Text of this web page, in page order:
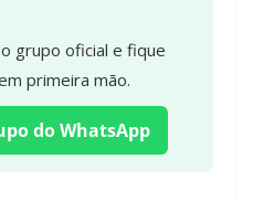
grupo oficial e fique
primeira mão.
do WhatsApp